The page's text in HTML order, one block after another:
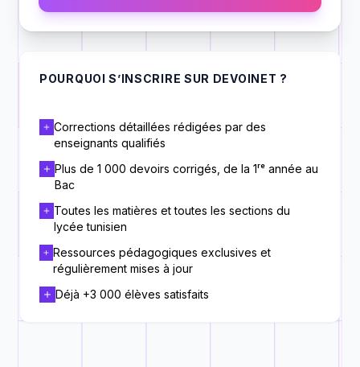
POURQUOI S’INSCRIRE SUR DEVOINET ?
Corrections détaillées rédigées par des
enseignants qualifiés
Plus de 1 000 devoirs corrigés, de la 1ʳᵉ année au
Bac
Toutes les matières et toutes les sections du
lycée tunisien
Ressources pédagogiques exclusives et
régulièrement mises à jour
Déjà +3 000 élèves satisfaits